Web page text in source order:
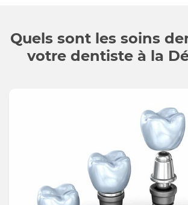
Quels sont les soins
votre dentiste à la